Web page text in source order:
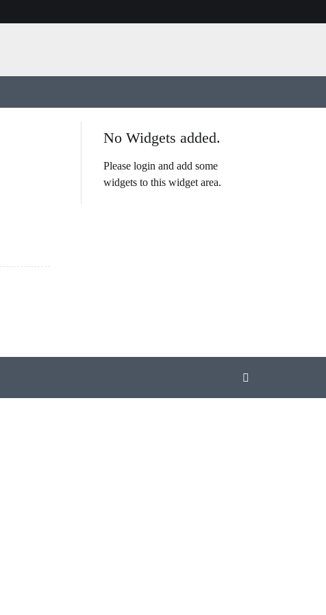
No Widgets added.
Please login and add some
widgets to this widget area.